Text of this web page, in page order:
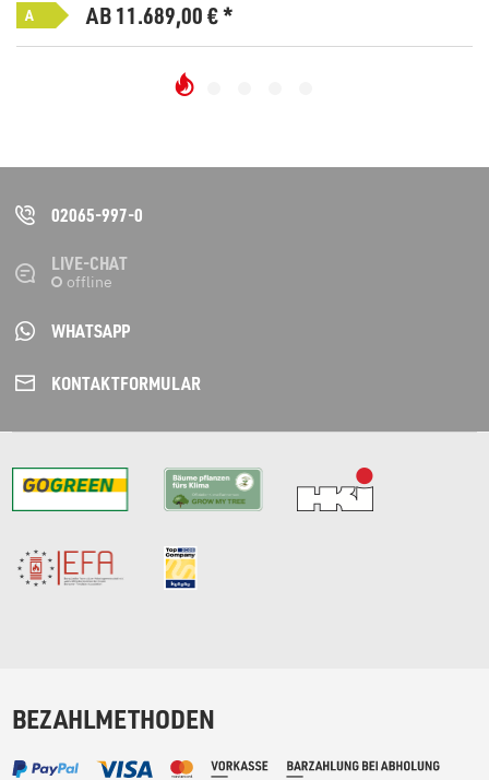
A AB 11.689,00€*
02065-997-0
LIVE-CHAT
WHATSAPP
KONTAKT­FORMULAR
BEZAHLMETHODEN